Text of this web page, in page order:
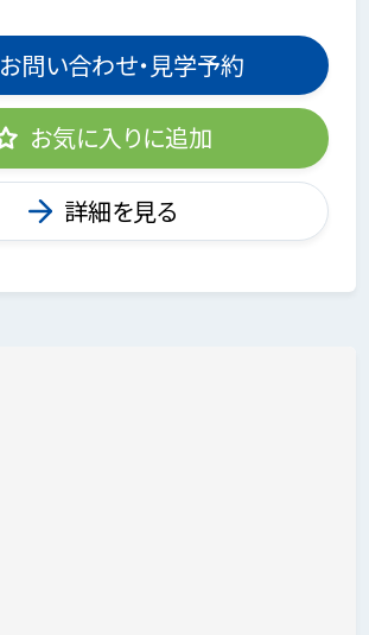
お問い合わせ・見学予約
お気に入りに追加
詳細を見る